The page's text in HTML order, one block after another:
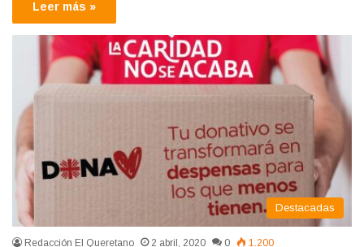
Leer más »
Destacadas
Redacción El Queretano 2 abril, 2020 0 1.200